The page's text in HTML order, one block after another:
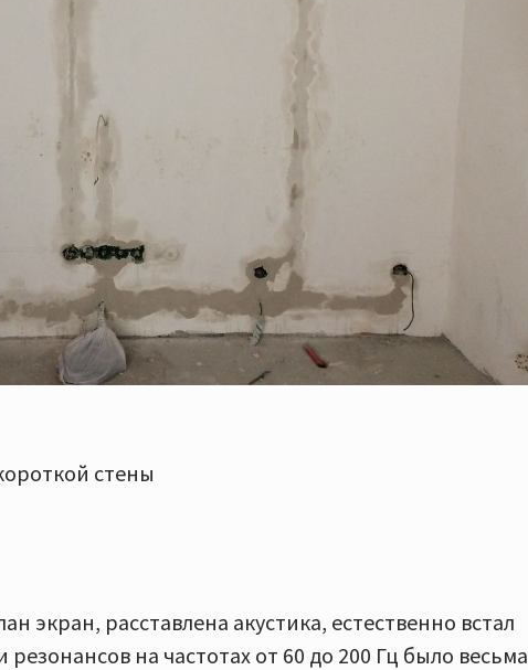
стены
экран, расставлена акустика, естественно встал
резонансов на частотах от 60 до 200 Гц было весьма